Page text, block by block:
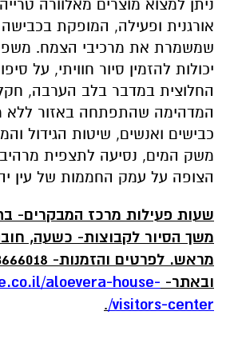
ניתן למצוא מוצרים מאלוורה
אורגנית ופעילה, המופקת
שמשמרת את מרכיבי הצמח.
יכולות להזמין סיור חוויתי, על
החלוצית במדבר בלב הערבה,
המדהימה שהתפתחה באזור ללא
כבישים ואנשים, שיטות הגידול
משק המים, נסיעה לתצפית
הצופה על עמק החממות של עין
שעות פעילות מרכז המבקרים-
משך הסיור לקבוצות- כשעה,
מראש. לפרטים
ובאתר- aloevera-house-
visitors-center
/
.